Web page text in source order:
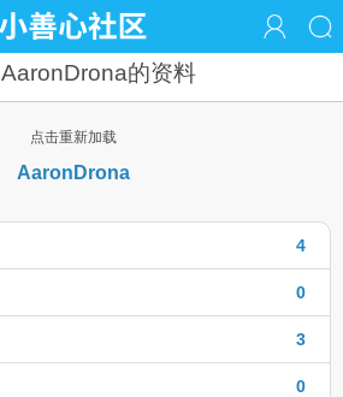
AaronDrona的资料
点击重新加载
AaronDrona
4
0
3
0